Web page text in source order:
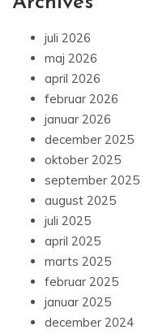
juli 2026
maj 2026
april 2026
februar 2026
januar 2026
december 2025
oktober 2025
september 2025
august 2025
juli 2025
april 2025
marts 2025
februar 2025
januar 2025
december 2024